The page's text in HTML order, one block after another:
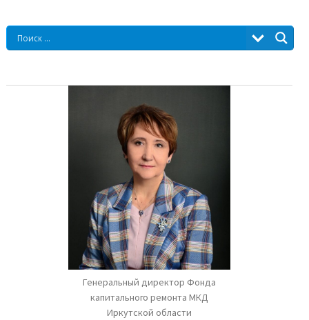
Генеральный директор Фонда
капитального ремонта МКД
Иркутской области